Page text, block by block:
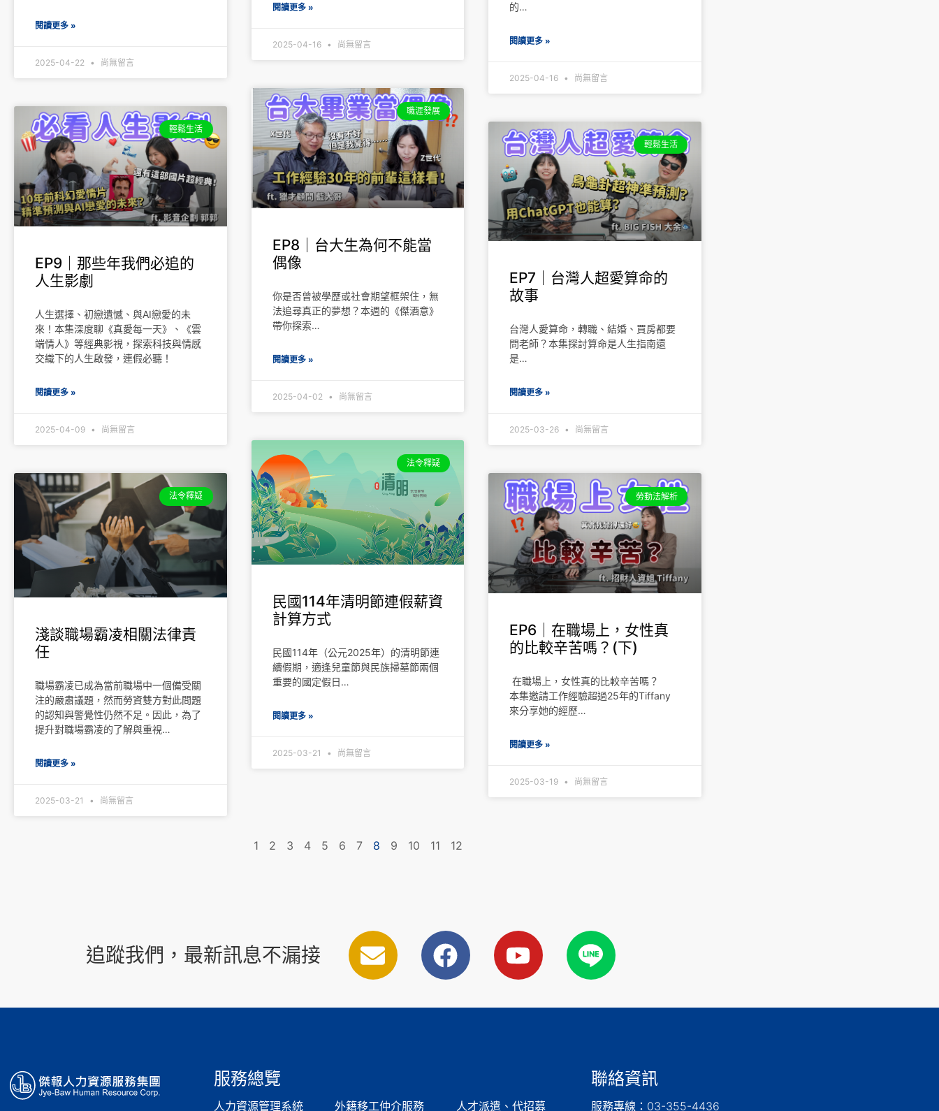
閱讀更多 »
2025-04-22 尚無留言
閱讀更多 »
2025-04-16 尚無留言
的…
閱讀更多 »
2025-04-16 尚無留言
輕鬆生活
EP9｜那些年我們必追的
人生影劇
人生選擇、初戀遺憾、與AI戀愛的未
來！本集深度聊《真愛每一天》、《雲
端情人》等經典影視，探索科技與情感
交織下的人生啟發，連假必聽！
閱讀更多 »
2025-04-09 尚無留言
職涯發展
EP8｜台大生為何不能當
偶像
你是否曾被學歷或社會期望框架住，無
法追尋真正的夢想？本週的《傑酒意》
帶你探索…
閱讀更多 »
2025-04-02 尚無留言
輕鬆生活
EP7｜台灣人超愛算命的
故事
台灣人愛算命，轉職、結婚、買房都要
問老師？本集探討算命是人生指南還
是…
閱讀更多 »
2025-03-26 尚無留言
法令釋疑
淺談職場霸凌相關法律責
任
職場霸凌已成為當前職場中一個備受關
注的嚴肅議題，然而勞資雙方對此問題
的認知與警覺性仍然不足。因此，為了
提升對職場霸凌的了解與重視…
閱讀更多 »
2025-03-21 尚無留言
法令釋疑
民國114年清明節連假薪資
計算方式
民國114年（公元2025年）的清明節連
續假期，適逢兒童節與民族掃墓節兩個
重要的國定假日…
閱讀更多 »
2025-03-21 尚無留言
勞動法解析
EP6｜在職場上，女性真
的比較辛苦嗎？(下)
在職場上，女性真的比較辛苦嗎？
本集邀請工作經驗超過25年的Tiffany
來分享她的經歷…
閱讀更多 »
2025-03-19 尚無留言
1 2 3 4 5 6 7 8 9 10 11 12
追蹤我們，最新訊息不漏接
服務總覽
人力資源管理系統 外籍移工仲介服務 人才派遣、代招募
聯絡資訊
服務專線：03-355-4436